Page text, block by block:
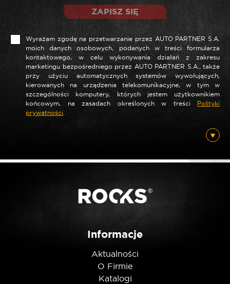
Nazwa*
E-mail*
Nie jestem robotem
ZAPISZ SIĘ
Wyrażam zgodę na przetwarzanie przez AUTO PARTNER S.A.
moich danych osobowych, podanych w treści formularza
kontaktowego, w celu wykonywania działań z zakresu
marketingu bezpośredniego przez AUTO PARTNER S.A., także
przy użyciu automatycznych systemów wywołujących,
kierowanych na urządzenia telekomunikacyjne, w tym w
szczególności komputery, których jestem użytkownikiem
końcowym, na zasadach określonych w treści Polityki
prywatności
Informacje
Aktualności
O Firmie
Katalogi